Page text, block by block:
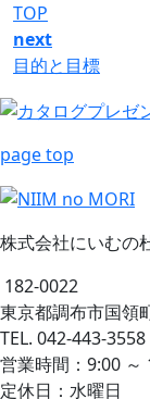
TOP
next
目的と目標
page top
株式会社にいむの
182-0022
東京都調布市国領
TEL. 042-443-
営業時間：9:00 ～
定休日：水曜日